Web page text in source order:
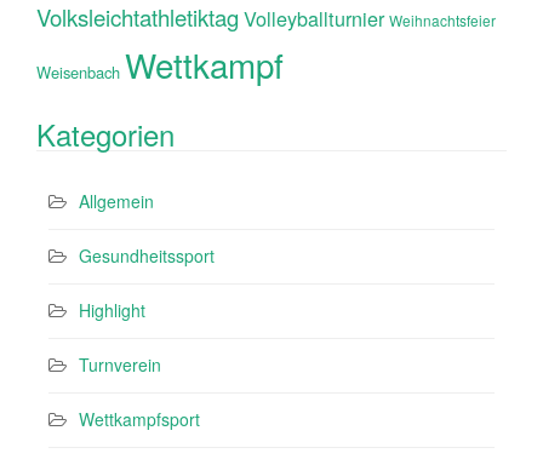
Volksleichtathletiktag Volleyballturnier Weihnachtsfeier
Weisenbach Wettkampf
Kategorien
Allgemein
Gesundheitssport
Highlight
Turnverein
Wettkampfsport